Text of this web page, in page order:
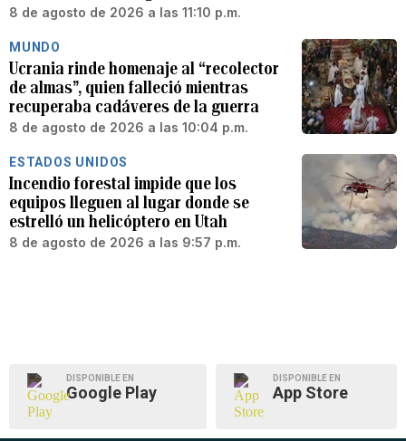
8 de agosto de 2026 a las 11:10 p.m.
MUNDO
Ucrania rinde homenaje al “recolector
de almas”, quien falleció mientras
recuperaba cadáveres de la guerra
8 de agosto de 2026 a las 10:04 p.m.
ESTADOS UNIDOS
Incendio forestal impide que los
equipos lleguen al lugar donde se
estrelló un helicóptero en Utah
8 de agosto de 2026 a las 9:57 p.m.
DISPONIBLE EN
Google Play
DISPONIBLE EN
App Store